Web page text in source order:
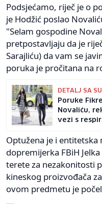
Podsjećamo, riječ je o
je Hodžić poslao
"Selam gospodine
pretpostavljaju da je
Sarajliću) da vam se
poruka je pročitana na
DETALJ SA
Poruke
Novaliću,
vezi s
Optužena je i
dopremijerka FBiH
terete za nezakonitosti
kineskog proizvođača
ovom predmetu je